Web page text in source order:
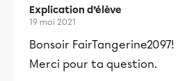
Explication d’élève
19 mai 2021
Bonsoir FairTangerine2097!
Merci pour ta question.